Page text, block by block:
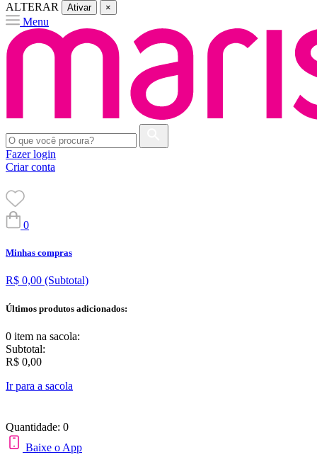
ALTERAR
Ativar ×
Menu
Fazer login
Criar conta
0
Minhas compras
R$ 0,00 (Subtotal)
Últimos produtos adicionados:
0 item na sacola:
Subtotal:
R$ 0,00
Ir para a sacola
Quantidade: 0
Baixe o App